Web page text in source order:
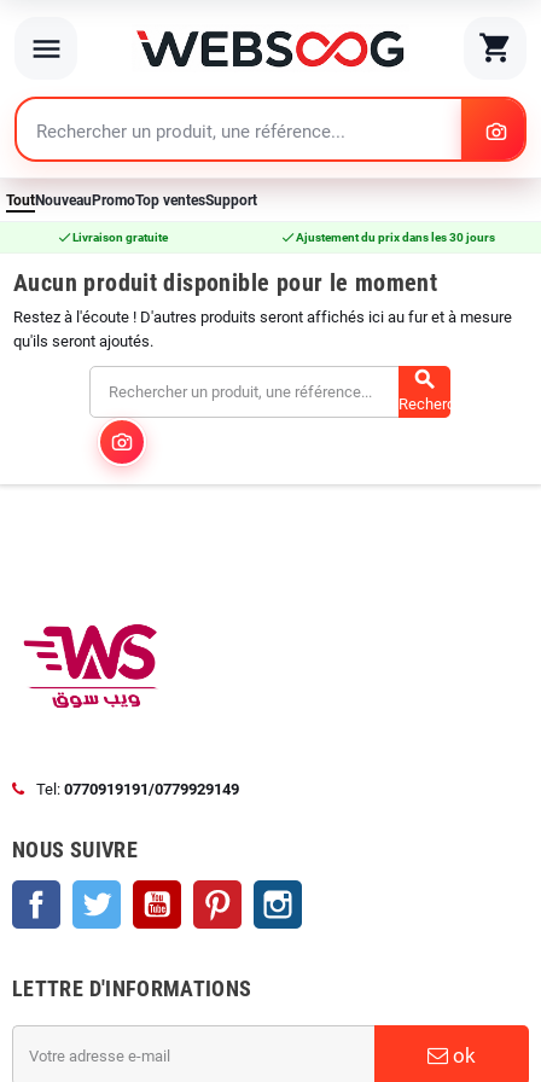
menu shopping_cart
search
ToutNouveau PromoTop ventesSupport
checkLivraison gratuite checkAjustement du prix dans les 30 jours
Aucun produit disponible pour le moment
Restez à l'écoute ! D'autres produits seront affichés ici au fur et à mesure
qu'ils seront ajoutés.
search
Rechercher
Tel: 0770919191/0779929149
NOUS SUIVRE
Facebook Twitter YouTube Pinterest
LETTRE D'INFORMATIONS
ok